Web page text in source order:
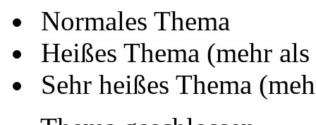
Normales Thema
Heißes Thema (mehr
Sehr heißes Thema